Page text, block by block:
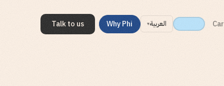
العربية▾
Why Phi
Talk to us